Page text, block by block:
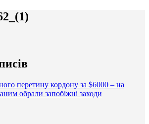
перетину кордону за $6000 – на
обрали запобіжні заходи